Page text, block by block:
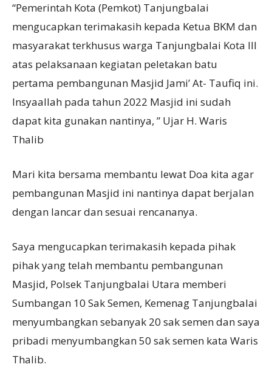
“Pemerintah Kota (Pemkot) Tanjungbalai
mengucapkan terimakasih kepada Ketua BKM dan
masyarakat terkhusus warga Tanjungbalai Kota III
atas pelaksanaan kegiatan peletakan batu
pertama pembangunan Masjid Jami’ At- Taufiq ini.
Insyaallah pada tahun 2022 Masjid ini sudah
dapat kita gunakan nantinya, ” Ujar H. Waris
Thalib
Mari kita bersama membantu lewat Doa kita agar
pembangunan Masjid ini nantinya dapat berjalan
dengan lancar dan sesuai rencananya.
Saya mengucapkan terimakasih kepada pihak
pihak yang telah membantu pembangunan
Masjid, Polsek Tanjungbalai Utara memberi
Sumbangan 10 Sak Semen, Kemenag Tanjungbalai
menyumbangkan sebanyak 20 sak semen dan saya
pribadi menyumbangkan 50 sak semen kata Waris
Thalib.